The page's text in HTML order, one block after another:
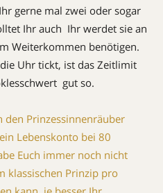
gerne mal zwei oder sogar
Ihr auch  Ihr werdet sie an
Weiterkommen benötigen.
Uhr tickt, ist das Zeitlimit
 gut so.
den Prinzessinnenräuber
Lebenskonto bei 80
Euch immer noch nicht
klassischen Prinzip pro